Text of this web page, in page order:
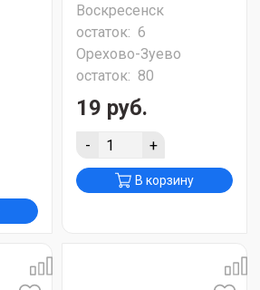
Воскресенск
остаток: 6
Орехово-Зуево
остаток: 80
19 руб.
- +
В корзину